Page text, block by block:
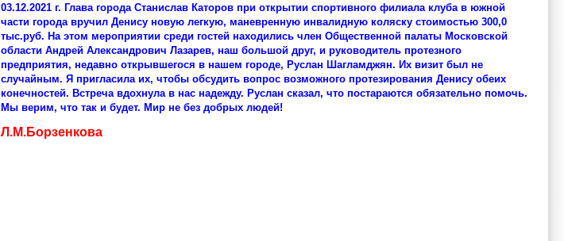
03.12.2021 г. Глава города Станислав Каторов при открытии спортивного филиала клуба в южной
части города вручил Денису новую легкую, маневренную инвалидную коляску стоимостью 300,0
тыс.руб. На этом мероприятии среди гостей находились член Общественной палаты Московской
области Андрей Александрович Лазарев, наш большой друг, и руководитель протезного
предприятия, недавно открывшегося в нашем городе, Руслан Шагламджян. Их визит был не
случайным. Я пригласила их, чтобы обсудить вопрос возможного протезирования Денису обеих
конечностей. Встреча вдохнула в нас надежду. Руслан сказал, что постараются обязательно помочь.
Мы верим, что так и будет. Мир не без добрых людей!
Л.М.Борзенкова